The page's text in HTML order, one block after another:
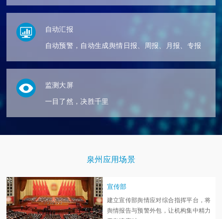
自动汇报
自动预警，自动生成舆情日报、周报、月报、专报
监测大屏
一目了然，决胜千里
泉州应用场景
宣传部
建立宣传部舆情应对综合指挥平台，将
舆情报告与预警外包，让机构集中精力